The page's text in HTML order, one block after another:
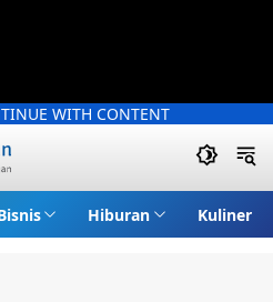
WITH CONTENT
Hiburan Kuliner